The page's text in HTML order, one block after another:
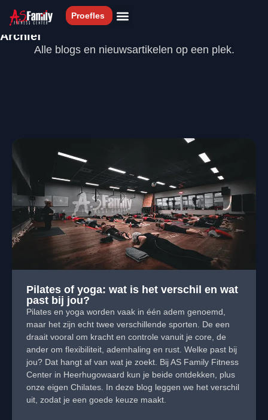
Gratis proefles met persoonlijke begeleiding
Proefles
Archief
Alle blogs en nieuwsartikelen op een plek.
Pilates of yoga: wat is het verschil en wat
past bij jou?
Pilates en yoga worden vaak in één adem genoemd,
maar het zijn echt twee verschillende sporten. De een
draait vooral om kracht en controle vanuit je core, de
ander om flexibiliteit, ademhaling en rust. Welke past bij
jou? Dat hangt af van wat je zoekt. Bij AS Family Fitness
Center in Heerhugowaard kun je beide ontdekken, plus
onze eigen Chilates. In deze blog leggen we het verschil
uit, zodat je een goede keuze maakt.